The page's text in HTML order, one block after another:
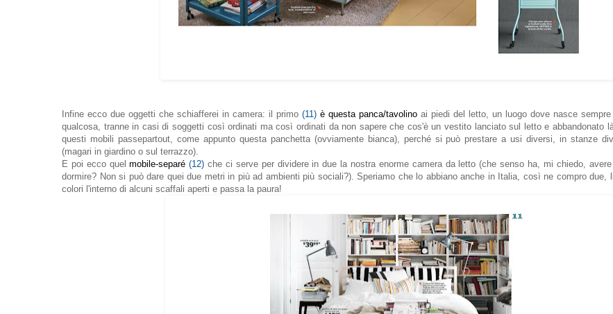
Infine ecco due oggetti che schiafferei in camera: il primo (11) è questa panca/tavolino ai piedi del letto, un luogo dove nasce
qualcosa, tranne in casi di soggetti così ordinati ma così ordinati da non sapere che cos'è un vestito lanciato sul letto e abbandonato
questi mobili passepartout, come appunto questa panchetta (ovviamente bianca), perché si può prestare a usi diversi, in stanze
(magari in giardino o sul terrazzo).
E poi ecco quelmobile-separé(12) che ci serve per dividere in due la nostra enorme camera da letto (che senso ha, mi chiedo,
dormire? Non si può dare quei due metri in più ad ambienti più sociali?). Speriamo che lo abbiano anche in Italia, così ne compro due,
colori l'interno di alcuni scaffali aperti e passa la paura!